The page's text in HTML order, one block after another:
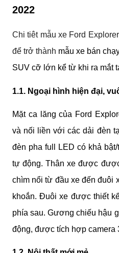
2022
Chi tiêt mẫu xe Ford
để trở thành mẫu xe bán
SUV cỡ lớn kể từ khi ra mắt
1.1. Ngoại hình hiện đại,
Mặt ca lăng của Ford
và nối liền với các dải đèn
đèn pha full LED có khả
tự động. Thân xe được
chìm nổi từ đầu xe đến đuôi
khoắn. Đuôi xe được thiết
phía sau. Gương chiếu hậu
động, được tích hợp camera